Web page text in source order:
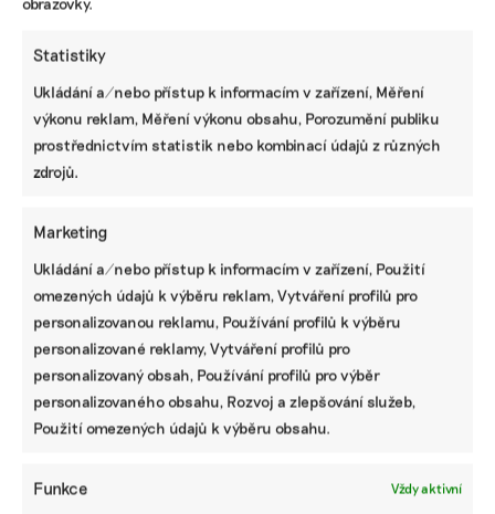
Statistiky
Ukládání a/nebo přístup k informacím v zařízení, Měření
výkonu reklam, Měření výkonu obsahu, Porozumění publiku
prostřednictvím statistik nebo kombinací údajů z různých
zdrojů.
Marketing
Ukládání a/nebo přístup k informacím v zařízení, Použití
omezených údajů k výběru reklam, Vytváření profilů pro
personalizovanou reklamu, Používání profilů k výběru
personalizované reklamy, Vytváření profilů pro
personalizovaný obsah, Používání profilů pro výběr
personalizovaného obsahu, Rozvoj a zlepšování služeb,
Použití omezených údajů k výběru obsahu.
Funkce Vždy aktivní
FacebookX LinkedIn
PODOBNÉ PŘÍSPĚVKY